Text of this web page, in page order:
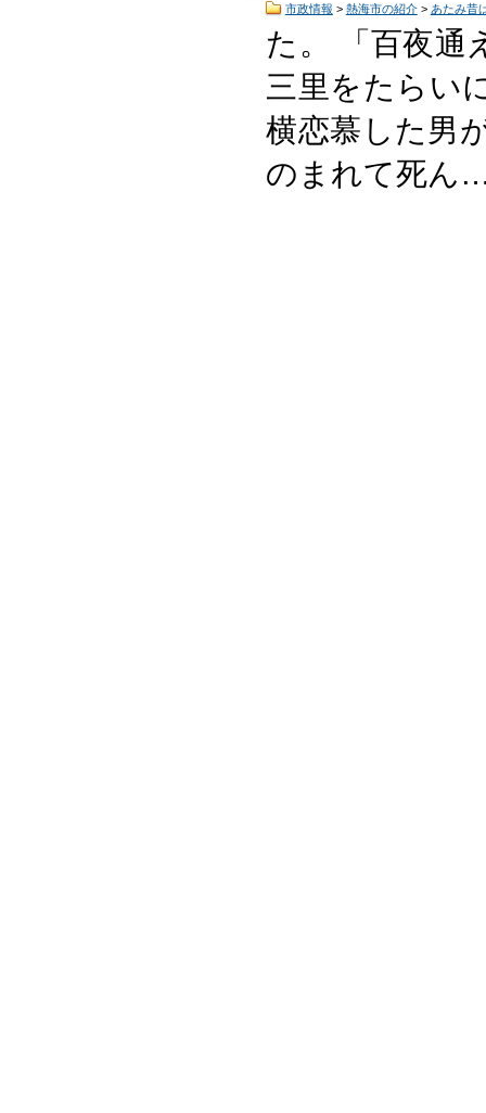
市政情報 > 熱海市の紹介> あたみ昔
た。 「百夜通
三里をたらい
横恋慕した男
のまれて死ん